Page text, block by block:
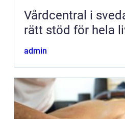
Vårdcentral i svedala så
rätt stöd för hela
admin